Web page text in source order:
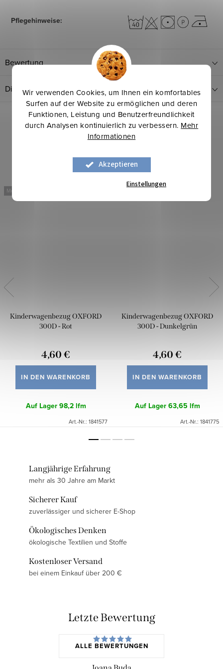
Wir verwenden Cookies, um Ihnen ein komfortables
Surfen auf der Website zu ermöglichen und deren
Funktionen, Leistung und Benutzerfreundlichkeit
durch Analysen kontinuierlich zu verbessern. Mehr
Informationen
Akzeptieren
Einstellungen
Pflegehinweise:
Bewertung
Diskussion
Mehr für weniger
Kinderwagenbezug OXFORD
300D - Rot
4,60 €
IN DEN WARENKORB
Auf Lager98,2 lfm
Art.-Nr.: 1841577
Kinderwagenbezug OXFORD
300D - Dunkelgrün
4,60 €
IN DEN WARENKORB
Auf Lager63,65 lfm
Art.-Nr.: 1841775
Langjährige Erfahrung
mehr als 30 Jahre am Markt
Sicherer Kauf
zuverlässiger und sicherer E-Shop
Ökologisches Denken
ökologische Textilien und Stoffe
Kostenloser Versand
bei einem Einkauf über 200 €
Letzte Bewertung
ALLE BEWERTUNGEN